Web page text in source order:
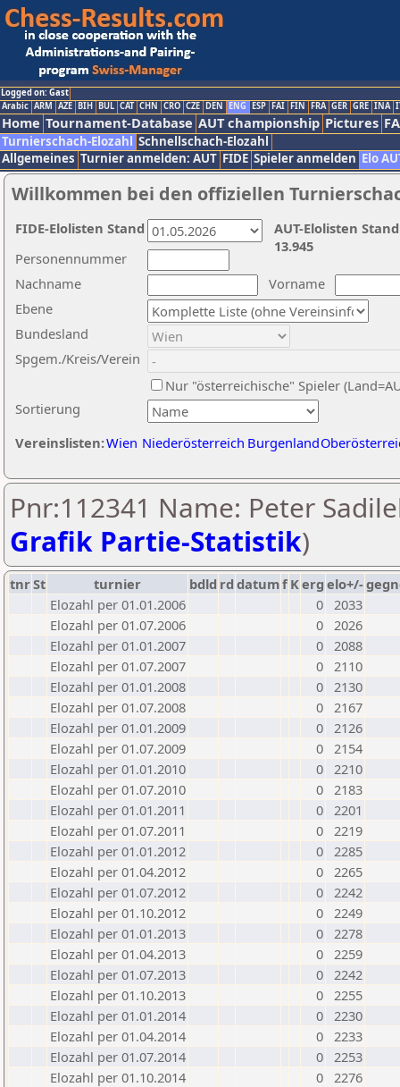
Logged on: Gast
Arabic ARM AZE BIH BUL CAT CHN CRO CZE DEN ENG ESP FAI FIN FRA GER GRE INA
Home Tournament-Database AUT championship Pictures
Turnierschach-Elozahl Schnellschach-Elozahl
Allgemeines Turnier anmelden: AUT FIDE Spieler anmelden Elo
Willkommen bei den offiziellen
Nachname
Vorname
Ebene
Sortierung
Personennummer
Bundesland
Spgem./Kreis/Verein
Nur "österreichische" Spieler
Vereinslisten:Wien Niederösterreich Burgenland
AUT-Elolisten
13.945
FIDE-Elolisten Stand
Pnr:112341 Name: Peter
Grafik Partie-Statistik)
tnrSt turnier bdld rd datumf Kerg elo+/-
Elozahl per 01.01.2006
0 2033
Elozahl per 01.07.2006
0 2026
Elozahl per 01.01.2007
0 2088
Elozahl per 01.07.2007
0 2110
Elozahl per 01.01.2008
0 2130
Elozahl per 01.07.2008
0 2167
Elozahl per 01.01.2009
0 2126
Elozahl per 01.07.2009
0 2154
Elozahl per 01.01.2010
0 2210
Elozahl per 01.07.2010
0 2183
Elozahl per 01.01.2011
0 2201
Elozahl per 01.07.2011
0 2219
Elozahl per 01.01.2012
0 2285
Elozahl per 01.04.2012
0 2265
Elozahl per 01.07.2012
0 2242
Elozahl per 01.10.2012
0 2249
Elozahl per 01.01.2013
0 2278
Elozahl per 01.04.2013
0 2259
Elozahl per 01.07.2013
0 2242
Elozahl per 01.10.2013
0 2255
Elozahl per 01.01.2014
0 2230
Elozahl per 01.04.2014
0 2233
Elozahl per 01.07.2014
0 2253
Elozahl per 01.10.2014
0 2276